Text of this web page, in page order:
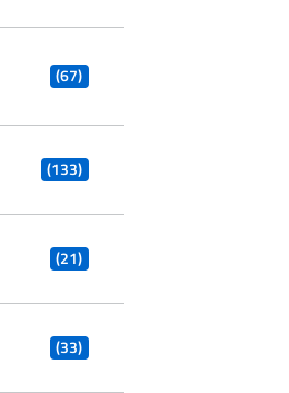
(67)
(133)
(21)
(33)